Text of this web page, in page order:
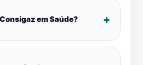
em Saúde?